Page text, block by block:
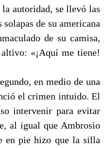
autoridad, se llevó las
de su americana
de su camisa,
«¡Aquí me tiene!
en medio de una
el crimen intuido. El
intervenir para evitar
al igual que Ambrosio
en pie hizo que la silla